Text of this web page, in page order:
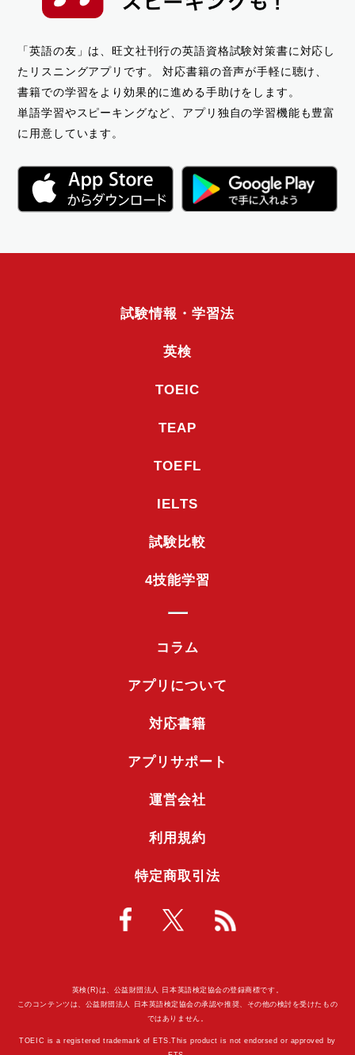
「英語の友」は、旺文社刊行の英語資格試験対策書に対応し
たリスニングアプリです。
対応書籍の音声が手軽に聴け、
書籍での学習をより効果的に進める手助けをします。
単語学習やスピーキングなど、アプリ独自の学習機能も豊富
に用意しています。
試験情報・学習法
英検
TOEIC
TEAP
TOEFL
IELTS
試験比較
4技能学習
コラム
アプリについて
対応書籍
アプリサポート
運営会社
利用規約
特定商取引法
英検(R)は、公益財団法人 日本英語検定協会の登録商標です。
このコンテンツは、公益財団法人 日本英語検定協会の承認や推奨、その他の検討を受けたもの
ではありません。
TOEIC is a registered trademark of ETS.This product is not endorsed or approved by